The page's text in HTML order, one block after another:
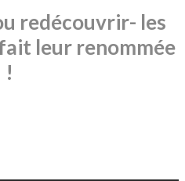
redécouvrir- les
leur renommée
!